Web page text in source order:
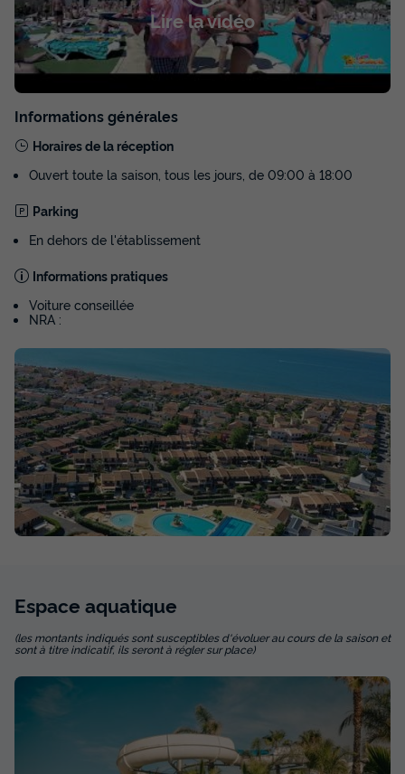
MAISON 7 personnes - 3 chambres
Confort +
75m²
Adultes
6
Cafetière
+ 8
MAISON 7 personnes - 3 chambres Confort +
du18/09/2026au25/09/2026
Meilleur prix pour 7 nuits
Modifier les dates
854 €
580,72 € -32%
Voir les disponibilités
Lire la vidéo
Informations générales
Horaires de la réception
Ouvert toute la saison, tous les jours, de 09:00 à 18:00
Parking
En dehors de l'établissement
Informations pratiques
Voiture conseillée
NRA :
Voir la carte
Espace aquatique
(les montants indiqués sont susceptibles d'évoluer au cours de la saison et
sont à titre indicatif, ils seront à régler sur place)